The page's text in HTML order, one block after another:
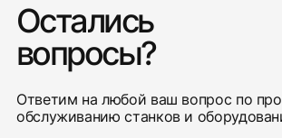
Остались
вопросы?
Ответим на любой ваш вопрос по
обслуживанию станков и